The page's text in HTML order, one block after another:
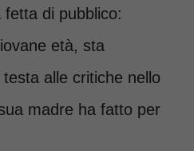
di pubblico:
età, sta
alle critiche nello
madre ha fatto per